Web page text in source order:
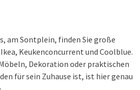
am Sontplein, finden Sie große
Keukenconcurrent und Coolblue.
Dekoration oder praktischen
für sein Zuhause ist, ist hier genau